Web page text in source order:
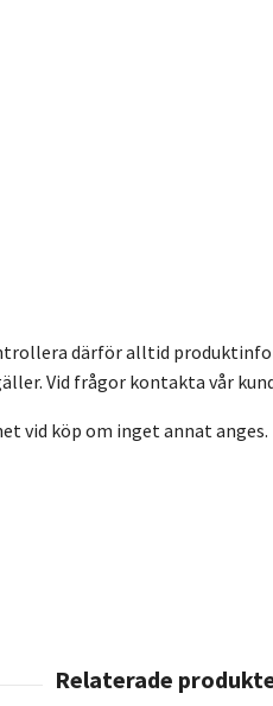
därför alltid
Vid frågor kontakta vår
vid köp om inget annat anges.